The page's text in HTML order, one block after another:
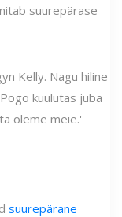
suurepärase
Kelly. Nagu hiline
kuulutas juba
oleme meie.'
suurepärane